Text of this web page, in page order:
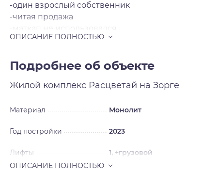
-один взрослый собственник
-читая продажа
-маткап не использовался
Состояние и планировка:
ремонт.
· Комната квадратной формы, просторная и
светлая, что визуально расширяет
· Из окон открывается панорамный вид, ничего
· Вся мебель и техника остаются новому
Дом и территория:
· 3 скоростных лифта.
Подробнее об объекте
Жилой комплекс Расцветай на Зорге
Материал Монолит
Год постройки 2023
Лифты 1, +грузовой